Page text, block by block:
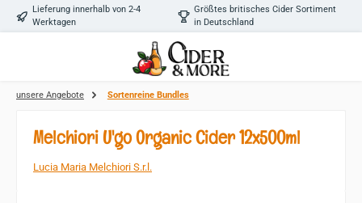
Zum Hauptinhalt springen
Lieferung innerhalb von 2-4
Werktagen
Größtes britisches Cider Sortiment
in Deutschland
unsere Angebote Sortenreine Bundles
Melchiori U'go Organic Cider 12x500ml
Lucia Maria Melchiori S.r.l.